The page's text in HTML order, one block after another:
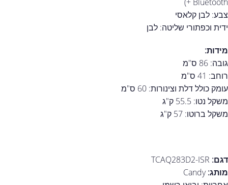
צבע: לבן קלאסי
ידית וכפתורי שליטה: לבן
מידות:
גובה: 86 ס"מ
רוחב: 41 ס"מ
עומק כולל דלת וצינורות: 60 ס"מ
משקל נטו: 55.5 ק"ג
משקל ברוטו: 57 ק"ג
דגם: TCAQ283D2-ISR
מותג:Candy